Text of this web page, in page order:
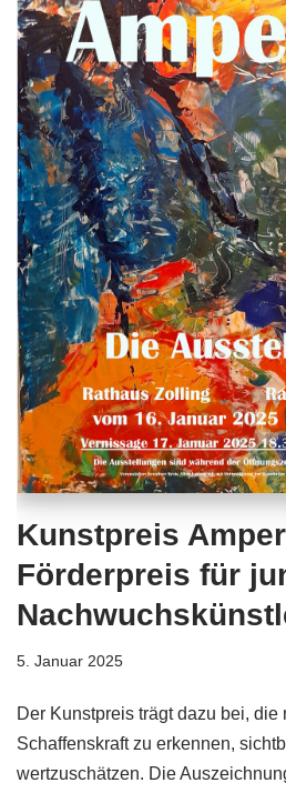
Kunstpreis
Förderpreis für
5. Januar 2025
Der Kunstpreis trägt dazu bei,
Schaffenskraft zu erkennen,
wertzuschätzen. Die